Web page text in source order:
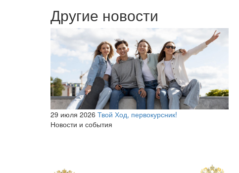
Другие новости
29 июля 2026 Твой Ход, первокурсник!
Новости и события